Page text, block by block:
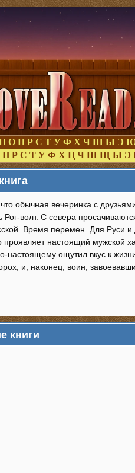
О П Р С Т У Ф Х Ч Ш Ы Э
П Р С Т У Ф Х Ц Ч Ш Щ Ы Э
обычная вечеринка с
волт. С севера
Время перемен. Для Руси
настоящий мужской
настоящему ощутил вкус к
и, наконец, воин,
книги